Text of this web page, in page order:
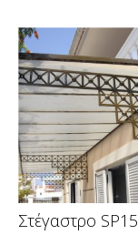
Στέγαστρο SP15